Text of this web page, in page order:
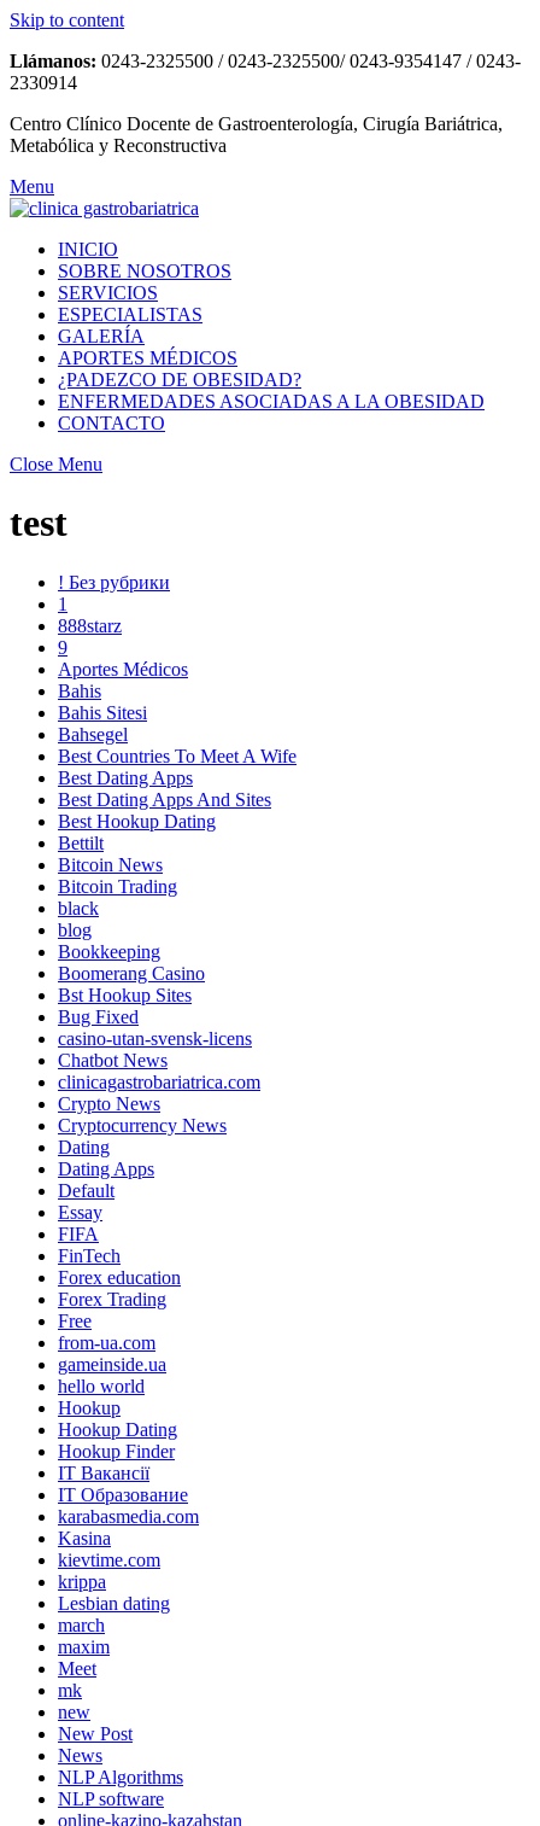
Skip to content
Llámanos: 0243-2325500 / 0243-2325500/ 0243-9354147 / 0243-
2330914
Centro Clínico Docente de Gastroenterología, Cirugía Bariátrica,
Metabólica y Reconstructiva
Menu
INICIO
SOBRE NOSOTROS
SERVICIOS
ESPECIALISTAS
GALERÍA
APORTES MÉDICOS
¿PADEZCO DE OBESIDAD?
ENFERMEDADES ASOCIADAS A LA OBESIDAD
CONTACTO
Close Menu
test
! Без рубрики
1
888starz
9
Aportes Médicos
Bahis
Bahis Sitesi
Bahsegel
Best Countries To Meet A Wife
Best Dating Apps
Best Dating Apps And Sites
Best Hookup Dating
Bettilt
Bitcoin News
Bitcoin Trading
black
blog
Bookkeeping
Boomerang Casino
Bst Hookup Sites
Bug Fixed
casino-utan-svensk-licens
Chatbot News
clinicagastrobariatrica.com
Crypto News
Cryptocurrency News
Dating
Dating Apps
Default
Essay
FIFA
FinTech
Forex education
Forex Trading
Free
from-ua.com
gameinside.ua
hello world
Hookup
Hookup Dating
Hookup Finder
IT Вакансії
IT Образование
karabasmedia.com
Kasina
kievtime.com
krippa
Lesbian dating
march
maxim
Meet
mk
new
New Post
News
NLP Algorithms
NLP software
online-kazino-kazahstan